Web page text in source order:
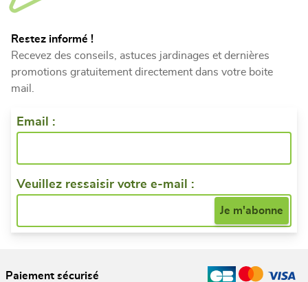
Restez informé !
Recevez des conseils, astuces jardinages et dernières
promotions gratuitement directement dans votre boite
mail.
Email :
Veuillez ressaisir votre e-mail :
Paiement sécurisé